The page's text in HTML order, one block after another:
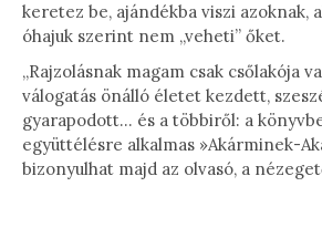
keretez be, ajándékba viszi azoknak,
óhajuk szerint nem „veheti” őket.
„Rajzolásnak magam csak csőlakója
válogatás önálló életet kezdett,
gyarapodott… és a többiről: a
együttélésre alkalmas »Akárminek-
bizonyulhat majd az olvasó, a